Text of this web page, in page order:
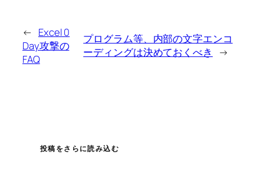
← Excel 0
Day攻撃の
FAQ
プログラム等、内部の文字エンコ
ーディングは決めておくべき
→
投稿をさらに読み込む